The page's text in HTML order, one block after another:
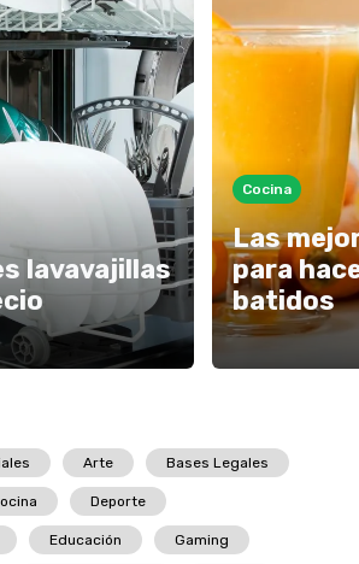
lavavajillas
Cocina
Las
para
batidos
Arte Bases Legales
Deporte
Educación Gaming